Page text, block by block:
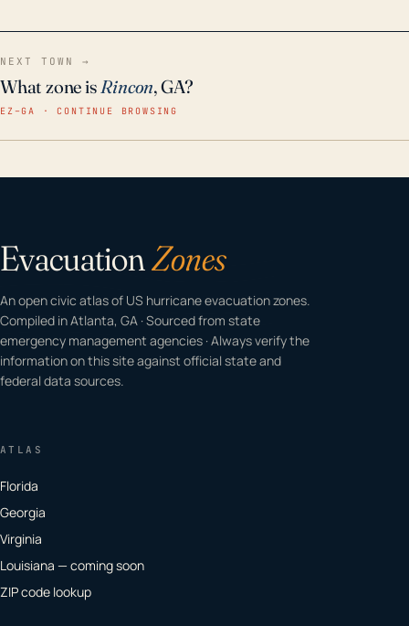
NEXT TOWN →
What zone isRincon, GA?
EZ–GA · CONTINUE BROWSING
EvacuationZones
An open civic atlas of US hurricane evacuation zones.
Compiled in Atlanta, GA · Sourced from state
emergency management agencies · Always verify the
information on this site against official state and
federal data sources.
ATLAS
Florida
Georgia
Virginia
Louisiana — coming soon
ZIP code lookup